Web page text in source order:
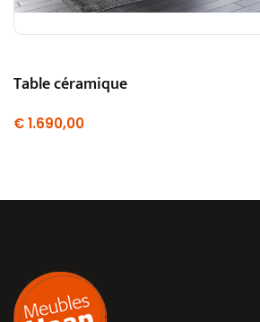
Table céramique
€1.690,00